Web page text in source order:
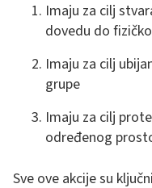
Imaju za cilj
dovedu do
Imaju za cilj
grupe
Imaju za cilj
određenog
Sve ove akcije su